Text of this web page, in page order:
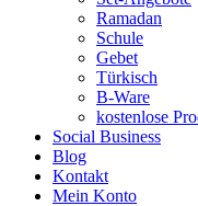
Ramadan
Schule
Gebet
Türkisch
B-Ware
kostenlose
Social Business
Blog
Kontakt
Mein Konto